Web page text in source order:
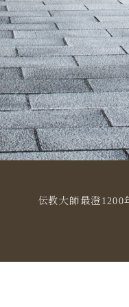
伝教大師最澄1200